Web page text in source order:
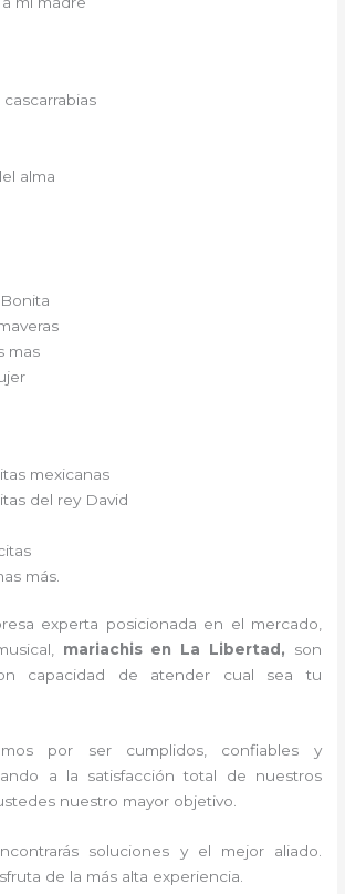
alma
mas
mexicanas
del rey David
más.
experta posicionada en el mercado,
mariachis en La Libertad, son
capacidad de atender cual sea tu
por ser cumplidos, confiables y
a la satisfacción total de nuestros
nuestro mayor objetivo.
soluciones y el mejor aliado.
de la más alta experiencia.